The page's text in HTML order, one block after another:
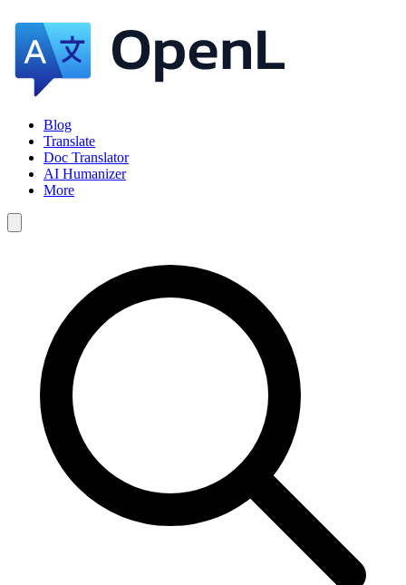
Blog
Translate
Doc Translator
AI Humanizer
More